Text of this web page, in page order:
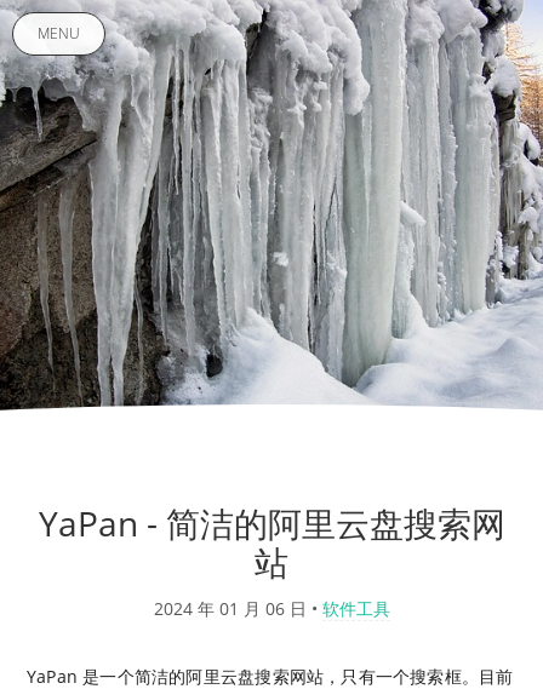
MENU
YaPan - 简洁的阿里云盘搜索网
站
2024 年 01 月 06 日 • 软件工具
YaPan 是一个简洁的阿里云盘搜索网站，只有一个搜索框。目前